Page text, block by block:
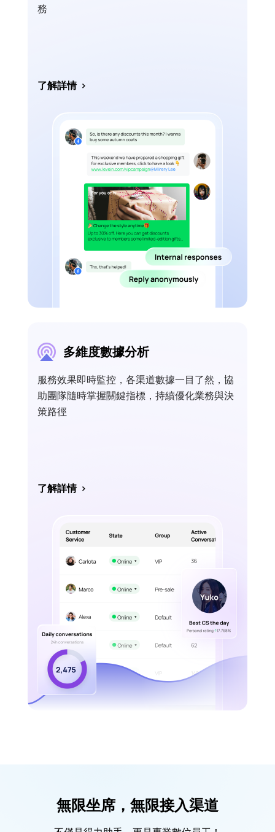
務
了解詳情 >
多維度數據分析
服務效果即時監控，各渠道數據一目了然，協
助團隊隨時掌握關鍵指標，持續優化業務與決
策路徑
了解詳情 >
無限坐席，無限接入渠道